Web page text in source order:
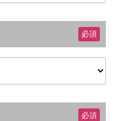
必須
必須